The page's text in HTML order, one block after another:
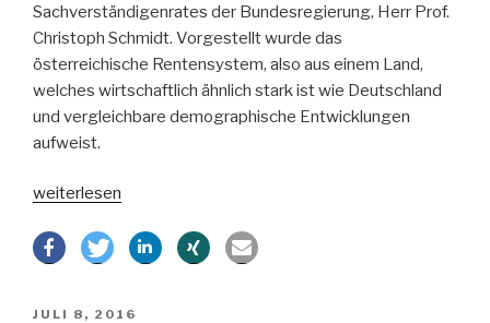
Sachverständigenrates der Bundesregierung, Herr Prof.
Christoph Schmidt. Vorgestellt wurde das
österreichische Rentensystem, also aus einem Land,
welches wirtschaftlich ähnlich stark ist wie Deutschland
und vergleichbare demographische Entwicklungen
aufweist.
„Ahnungsloser
beim
weiterlesen
VERÖFFENTLICHT
JULI 8, 2016